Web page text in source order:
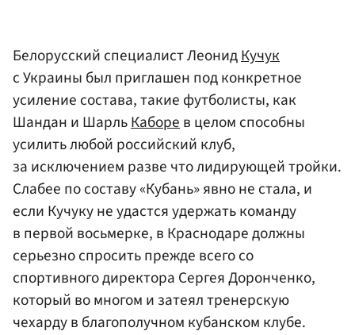
Белорусский специалист ЛеонидКучук
с Украины был приглашен под конкретное
усиление состава, такие футболисты, как
Шандан и ШарльКаборев целом способны
усилить любой российский клуб,
за исключением разве что лидирующей тройки.
Слабее по составу «Кубань» явно не стала, и
если Кучуку не удастся удержать команду
в первой восьмерке, в Краснодаре должны
серьезно спросить прежде всего со
спортивного директора Сергея Доронченко,
который во многом и затеял тренерскую
чехарду в благополучном кубанском клубе.